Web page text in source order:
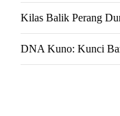
Kilas Balik Perang
DNA Kuno: Kunci